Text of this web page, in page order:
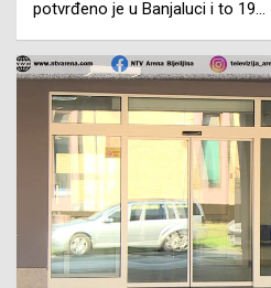
potvrđeno je u Banjaluci i to 19…